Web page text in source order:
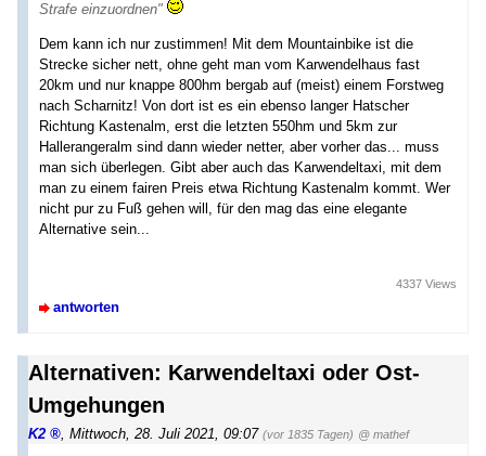
Strafe einzuordnen"
Dem kann ich nur zustimmen! Mit dem Mountainbike ist die
Strecke sicher nett, ohne geht man vom Karwendelhaus fast
20km und nur knappe 800hm bergab auf (meist) einem Forstweg
nach Scharnitz! Von dort ist es ein ebenso langer Hatscher
Richtung Kastenalm, erst die letzten 550hm und 5km zur
Hallerangeralm sind dann wieder netter, aber vorher das... muss
man sich überlegen. Gibt aber auch das Karwendeltaxi, mit dem
man zu einem fairen Preis etwa Richtung Kastenalm kommt. Wer
nicht pur zu Fuß gehen will, für den mag das eine elegante
Alternative sein...
antworten
4337 Views
Alternativen: Karwendeltaxi oder Ost-
Umgehungen
K2 , Mittwoch, 28. Juli 2021, 09:07 (vor 1835 Tagen) @ mathef